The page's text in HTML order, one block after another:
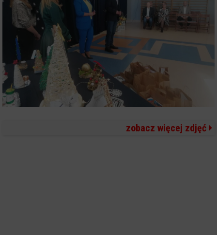
zobacz więcej zdjęć